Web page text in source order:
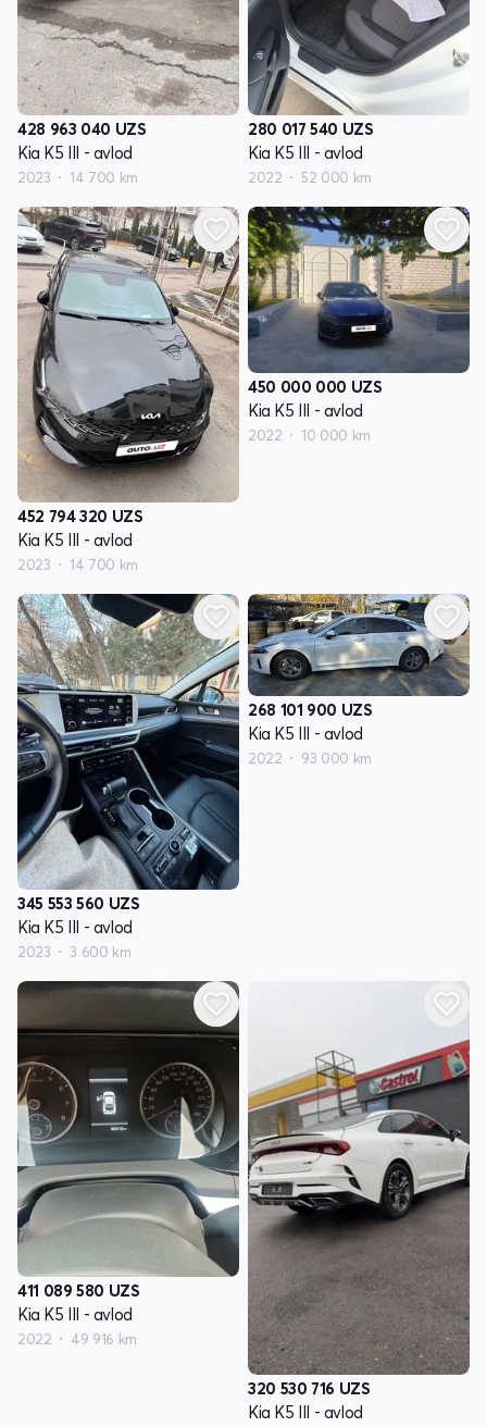
428 963 040 UZS
Kia K5 III - avlod
2023 14 700 km
280 017 540 UZS
Kia K5 III - avlod
2022 52 000 km
452 794 320 UZS
Kia K5 III - avlod
2023 14 700 km
450 000 000 UZS
Kia K5 III - avlod
2022 10 000 km
345 553 560 UZS
Kia K5 III - avlod
2023 3 600 km
268 101 900 UZS
Kia K5 III - avlod
2022 93 000 km
411 089 580 UZS
Kia K5 III - avlod
2022 49 916 km
320 530 716 UZS
Kia K5 III - avlod